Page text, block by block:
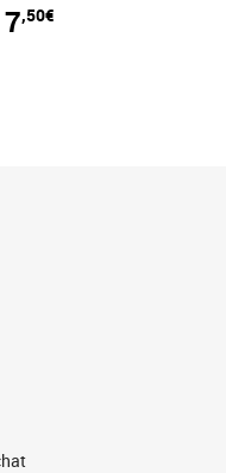
au panier
7,50€